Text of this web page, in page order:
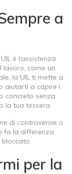
a
è l’assistenza
lavoro, come un
la UIL ti mette a
aiutarti a capire i
concreto senza
la tua tessera.
di controversie o
fa la differenza
per la